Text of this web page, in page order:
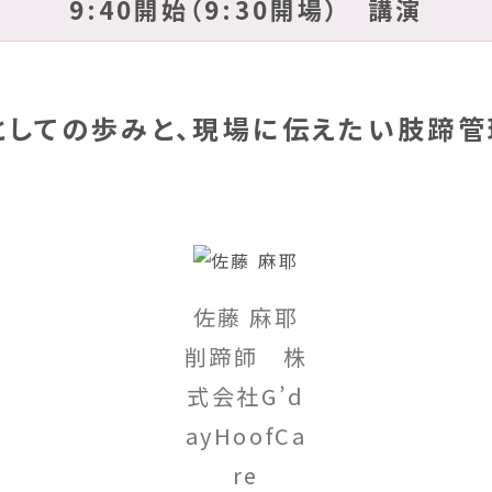
9:40開始（9:30開場） 講演
ての歩みと、現場に伝えたい肢蹄
佐藤 麻耶
削蹄師 株
式会社G’d
ayHoofCa
re